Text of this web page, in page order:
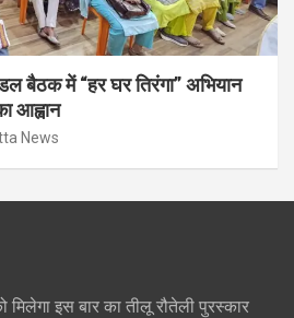
बैठक में “हर घर तिरंगा” अभियान
आह्वान
News
मिलेगा इस बार का तीलू रौतेली पुरस्कार